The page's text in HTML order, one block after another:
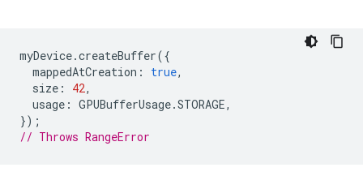
myDevice.createBuffer({
mappedAtCreation : true,
size : 42,
usage : GPUBufferUsage.STORAGE,
});
// Throws RangeError